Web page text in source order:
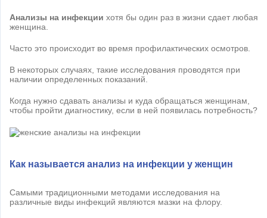
Анализы на инфекции хотя бы один раз в жизни сдает любая
женщина.
Часто это происходит во время профилактических осмотров.
В некоторых случаях, такие исследования проводятся при
наличии определенных показаний.
Когда нужно сдавать анализы и куда обращаться женщинам,
чтобы пройти диагностику, если в ней появилась потребность?
Как называется анализ на инфекции у женщин
Самыми традиционными методами исследования на
различные виды инфекций являются мазки на флору.